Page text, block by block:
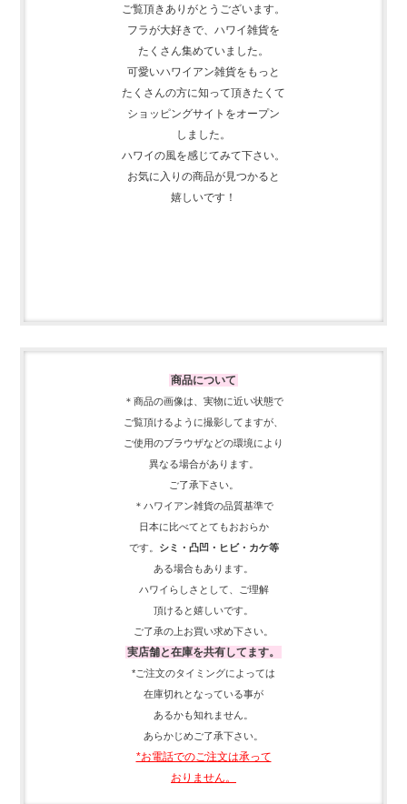
ご覧頂きありがとうございます。
フラが大好きで、 ハワイ雑貨を
たくさん集めていました。
可愛いハワイアン雑貨をもっと
たくさんの方に知って頂きたくて
ショッピングサイトをオープン
しました。
ハワイの風を感じてみて下さい。
お気に入りの商品が見つかると
嬉しいです！
商品について
＊商品の画像は、実物に近い状態で
ご覧頂けるように撮影してますが、
ご使用のブラウザなどの環境により
異なる場合があります。
ご了承下さい。
＊ハワイアン雑貨の品質基準で
日本に比べてとてもおおらか
です。
シミ・凸凹・ヒビ・カケ等
ある場合もあります。
ハワイらしさとして、
ご理解
頂ける と嬉しいです。
ご了承の上お買い求め下さい。
実店舗と在庫を共有してます。
*ご注文のタイミングによっては
在庫切れとなっている事が
あるかも知れません。
あらかじめご了承下さい。
*お電話でのご注文は承って
おりません。